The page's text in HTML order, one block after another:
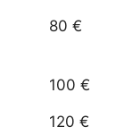
80 €
100 €
120 €